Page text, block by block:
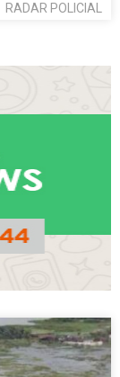
RADAR POLICIAL